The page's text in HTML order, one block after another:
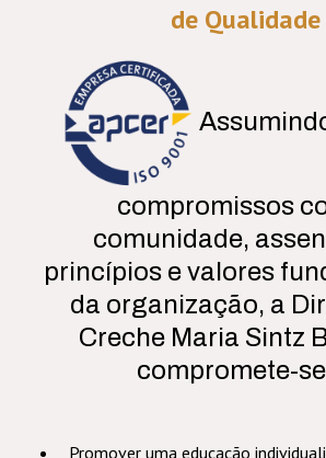
de Qualidade
compromissos
comunidade,
princípios e valores
da organização, a
Creche Maria Sintz
compromete-
Promover uma educação